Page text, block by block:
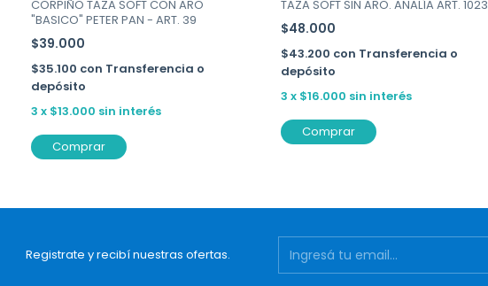
CORPIÑO TAZA SOFT CON ARO
"BASICO" PETER PAN - ART. 39
$39.000
$35.100 con Transferencia o
depósito
3 x $13.000 sin interés
Comprar
TAZA SOFT SIN ARO. ANALÍA ART. 1023
$48.000
$43.200 con Transferencia o
depósito
3 x $16.000 sin interés
Comprar
Registrate y recibí nuestras ofertas.